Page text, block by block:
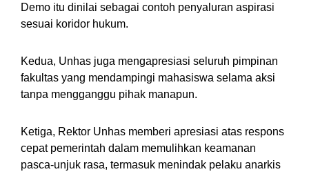
Demo itu dinilai sebagai contoh penyaluran aspirasi
sesuai koridor hukum.
Kedua, Unhas juga mengapresiasi seluruh pimpinan
fakultas yang mendampingi mahasiswa selama aksi
tanpa mengganggu pihak manapun.
Ketiga, Rektor Unhas memberi apresiasi atas respons
cepat pemerintah dalam memulihkan keamanan
pasca-unjuk rasa, termasuk menindak pelaku anarkis